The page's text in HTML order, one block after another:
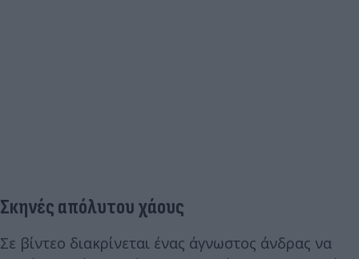
Σκηνές απόλυτου χάους
Σε βίντεο διακρίνεται ένας άγνωστος άνδρας να